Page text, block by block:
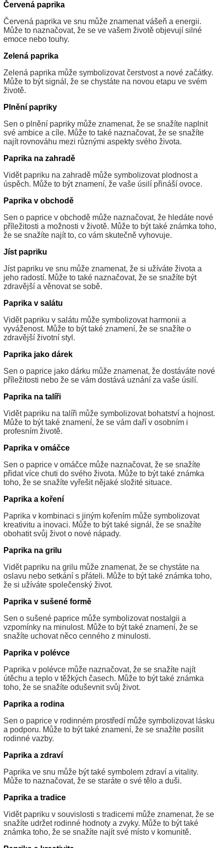
Červená paprika
Červená paprika ve snu může znamenat vášeň a energii.
Může to naznačovat, že se ve vašem životě objevují silné
emoce nebo touhy.
Zelená paprika
Zelená paprika může symbolizovat čerstvost a nové začátky.
Může to být signál, že se chystáte na novou etapu ve svém
životě.
Plnění papriky
Sen o plnění papriky může znamenat, že se snažíte naplnit
své ambice a cíle. Může to také naznačovat, že se snažíte
najít rovnováhu mezi různými aspekty svého života.
Paprika na zahradě
Vidět papriku na zahradě může symbolizovat plodnost a
úspěch. Může to být znamení, že vaše úsilí přináší ovoce.
Paprika v obchodě
Sen o paprice v obchodě může naznačovat, že hledáte nové
příležitosti a možnosti v životě. Může to být také známka toho,
že se snažíte najít to, co vám skutečně vyhovuje.
Jíst papriku
Jíst papriku ve snu může znamenat, že si užíváte života a
jeho radostí. Může to také naznačovat, že se snažíte být
zdravější a věnovat se sobě.
Paprika v salátu
Vidět papriku v salátu může symbolizovat harmonii a
vyváženost. Může to být také znamení, že se snažíte o
zdravější životní styl.
Paprika jako dárek
Sen o paprice jako dárku může znamenat, že dostáváte nové
příležitosti nebo že se vám dostává uznání za vaše úsilí.
Paprika na talíři
Vidět papriku na talíři může symbolizovat bohatství a hojnost.
Může to být také znamení, že se vám daří v osobním i
profesním životě.
Paprika v omáčce
Sen o paprice v omáčce může naznačovat, že se snažíte
přidat více chuti do svého života. Může to být také známka
toho, že se snažíte vyřešit nějaké složité situace.
Paprika a koření
Paprika v kombinaci s jiným kořením může symbolizovat
kreativitu a inovaci. Může to být také signál, že se snažíte
obohatit svůj život o nové nápady.
Paprika na grilu
Vidět papriku na grilu může znamenat, že se chystáte na
oslavu nebo setkání s přáteli. Může to být také známka toho,
že si užíváte společenský život.
Paprika v sušené formě
Sen o sušené paprice může symbolizovat nostalgii a
vzpomínky na minulost. Může to být také znamení, že se
snažíte uchovat něco cenného z minulosti.
Paprika v polévce
Paprika v polévce může naznačovat, že se snažíte najít
útěchu a teplo v těžkých časech. Může to být také známka
toho, že se snažíte oduševnit svůj život.
Paprika a rodina
Sen o paprice v rodinném prostředí může symbolizovat lásku
a podporu. Může to být také znamení, že se snažíte posílit
rodinné vazby.
Paprika a zdraví
Paprika ve snu může být také symbolem zdraví a vitality.
Může to naznačovat, že se staráte o své tělo a duši.
Paprika a tradice
Vidět papriku v souvislosti s tradicemi může znamenat, že se
snažíte udržet rodinné hodnoty a zvyky. Může to být také
známka toho, že se snažíte najít své místo v komunitě.